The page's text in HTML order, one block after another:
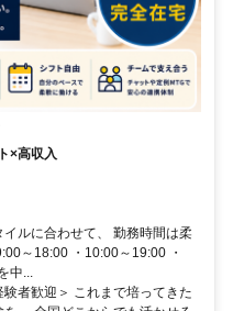
×高収入
ルに合わせて、 勤務時間は柔
～18:00 ・10:00～19:00 ・
中...
者歓迎＞ これまで培ってきた